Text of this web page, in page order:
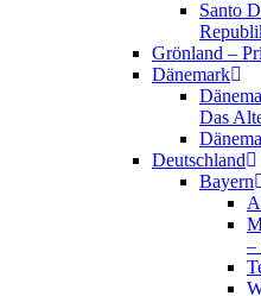
Santo
Grönland –
Dänemark
Das
Deutschland
Bayern
–